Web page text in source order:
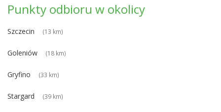
Punkty odbioru w okolicy
Szczecin (13 km)
Goleniów (18 km)
Gryfino (33 km)
Stargard (39 km)